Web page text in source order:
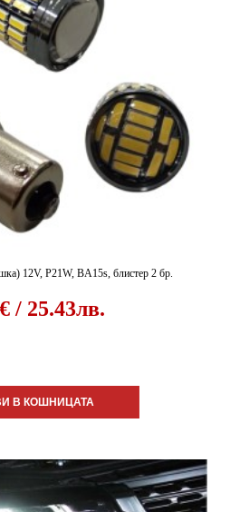
12V, P21W, BA15s, блистер 2 бр.
/ 25.43лв.
В КОШНИЦАТА